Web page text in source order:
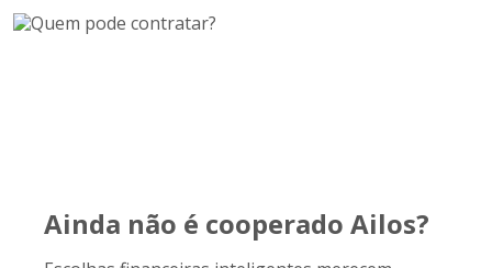
Ainda não é cooperado Ailos?